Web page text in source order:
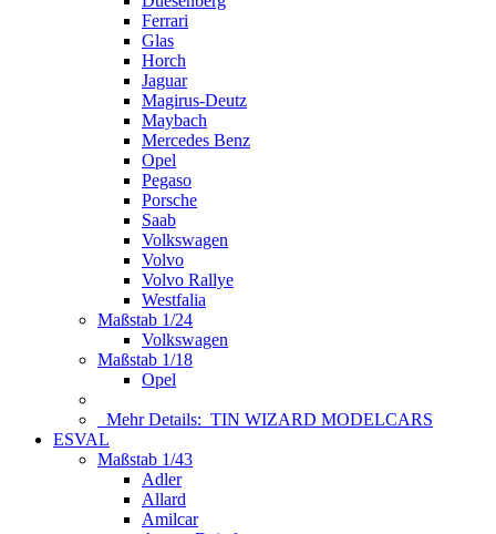
Ferrari
Glas
Horch
Jaguar
Magirus-Deutz
Maybach
Mercedes Benz
Opel
Pegaso
Porsche
Saab
Volkswagen
Volvo
Volvo Rallye
Westfalia
Maßstab 1/24
Volkswagen
Maßstab 1/18
Opel
Mehr Details: TIN WIZARD MODELCARS
ESVAL
Maßstab 1/43
Adler
Allard
Amilcar